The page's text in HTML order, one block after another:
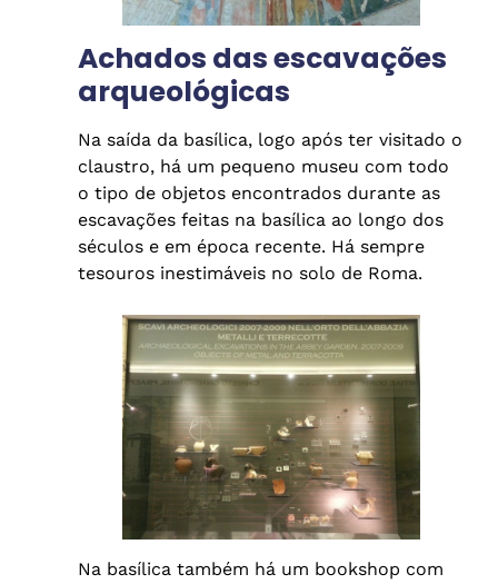
Achados das escavações
arqueológicas
Na saída da basílica, logo após ter visitado o
claustro, há um pequeno museu com todo
o tipo de objetos encontrados durante as
escavações feitas na basílica ao longo dos
séculos e em época recente. Há sempre
tesouros inestimáveis no solo de Roma.
Na basílica também há um bookshop com